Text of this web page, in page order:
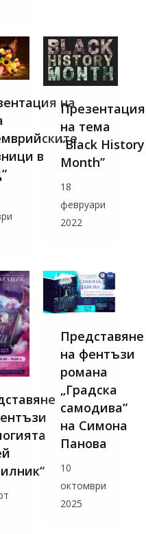
на
в
Презентация
на тема
“Black History
Month”
18
февруари
2022
Представяне
на фентъзи
романа
„Градска
самодива“
на Симона
Панова
10
октомври
2025